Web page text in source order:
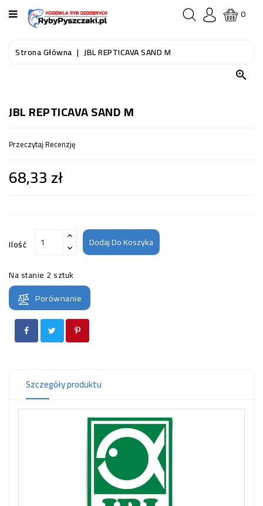
KATEGORIA
STRONA
AKWARIOWE
DO
WODNEGO
I
(SPRZĘT)
OCZKO
WODNE
(SPRZĘT)
KONTAKT
0
Strona Główna JBL REPTICAVA SAND M

JBL REPTICAVA SAND M
Przeczytaj Recenzję
68,33 zł
Ilość Dodaj Do Koszyka
Na stanie 2 sztuk
Porównanie
Szczegóły produktu